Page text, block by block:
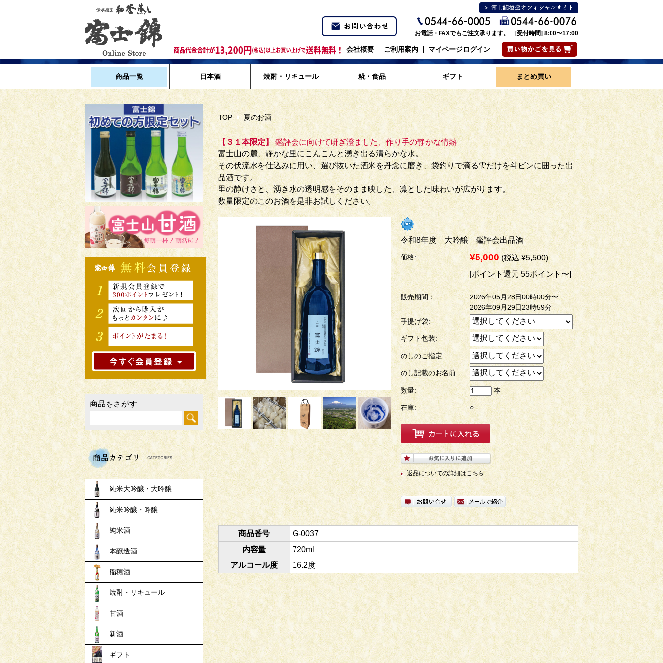
お電話・FAXでもご注文承ります。 [受付時間] 8:00〜17:00
会社概要 ご利用案内 マイページログイン
商品一覧 日本酒 焼酎・リキュール 糀・食品 ギフト まとめ買い
TOP 夏のお酒
【３１本限定】鑑評会に向けて研ぎ澄ました、作り手の静かな情熱
富士山の麓、静かな里にこんこんと湧き出る清らかな水。
その伏流水を仕込みに用い、選び抜いた酒米を丹念に磨き、袋釣りで滴る雫だけを斗ビンに囲った出
品酒です。
里の静けさと、湧き水の透明感をそのまま映した、凛とした味わいが広がります。
数量限定のこのお酒を是非お試しください。
令和8年度 大吟醸 鑑評会出品酒
価格: ¥5,000 (税込 ¥5,500)
[ポイント還元 55ポイント〜]
販売期間：
2026年05月28日00時00分〜
2026年09月29日23時59分
手提げ袋:
ギフト包装:
のしのご指定:
のし記載のお名前:
数量: 本
在庫: ○
返品についての詳細はこちら
商品番号
G-0037
内容量
720ml
アルコール度
16.2度
商品をさがす
商品カテゴリ
純米大吟醸・大吟醸
純米吟醸・吟醸
純米酒
本醸造酒
稲穂酒
焼酎・リキュール
甘酒
新酒
ギフト